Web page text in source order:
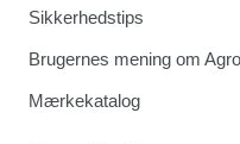
Sikkerhedstips
Brugernes mening om
Mærkekatalog